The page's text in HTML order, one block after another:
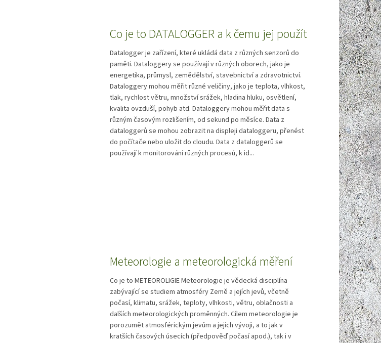
Co je to DATALOGGER a k čemu jej použít
Datalogger je zařízení, které ukládá data z různých senzorů do
paměti. Dataloggery se používají v různých oborech, jako je
energetika, průmysl, zemědělství, stavebnictví a zdravotnictví.
Dataloggery mohou měřit různé veličiny, jako je teplota, vlhkost,
tlak, rychlost větru, množství srážek, hladina hluku, osvětlení,
kvalita ovzduší, pohyb atd. Dataloggery mohou měřit data s
různým časovým rozlišením, od sekund po měsíce. Data z
dataloggerů se mohou zobrazit na displeji dataloggeru, přenést
do počítače nebo uložit do cloudu. Data z dataloggerů se
používají k monitorování různých procesů, k id...
Meteorologie a meteorologická měření
Co je to METEOROLIGIE Meteorologie je vědecká disciplína
zabývající se studiem atmosféry Země a jejích jevů, včetně
počasí, klimatu, srážek, teploty, vlhkosti, větru, oblačnosti a
dalších meteorologických proměnných. Cílem meteorologie je
porozumět atmosférickým jevům a jejich vývoji, a to jak v
kratších časových úsecích (předpověď počasí apod.), tak i v